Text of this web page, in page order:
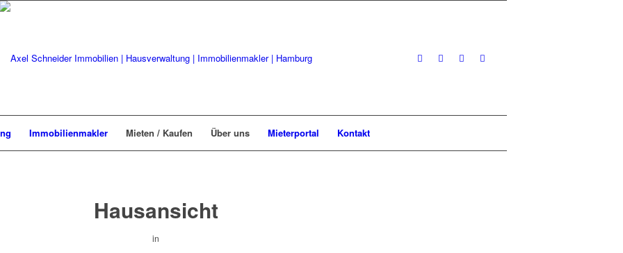
Immobilienmakler Mieten / Kaufen Über uns Mieterportal Kontakt
Hausansicht
in